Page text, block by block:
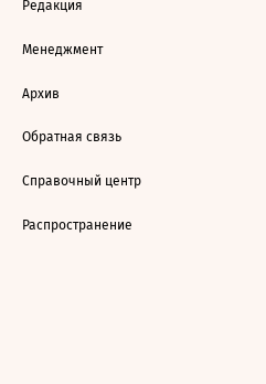
Редакция
Менеджмент
Архив
Обратная связь
Справочный центр
Распространение